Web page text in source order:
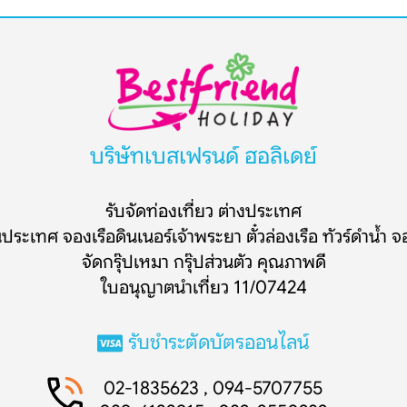
Search
บริษัทเบสเฟรนด์ ฮอลิเดย์
รับจัดท่องเที่ยว ต่างประเทศ
ระเทศ จองเรือดินเนอร์เจ้าพระยา ตั๋วล่องเรือ ทัวร์ดำน้ำ
จัดกรุ๊ปเหมา กรุ๊ปส่วนตัว คุณภาพดี
ใบอนุญาตนำเที่ยว 11/07424
รับชำระตัดบัตรออนไลน์
02-1835623 , 094-5707755